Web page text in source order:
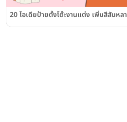
20 ไอเดียป้ายตั้งโต๊ะงานแต่ง เพิ่มสีสันหล